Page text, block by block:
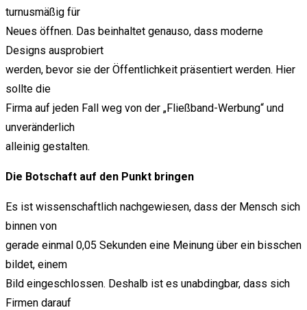
turnusmäßig für
Neues öffnen. Das beinhaltet genauso, dass moderne
Designs ausprobiert
werden, bevor sie der Öffentlichkeit präsentiert werden. Hier
sollte die
Firma auf jeden Fall weg von der „Fließband-Werbung“ und
unveränderlich
alleinig gestalten.
Die Botschaft auf den Punkt bringen
Es ist wissenschaftlich nachgewiesen, dass der Mensch sich
binnen von
gerade einmal 0,05 Sekunden eine Meinung über ein bisschen
bildet, einem
Bild eingeschlossen. Deshalb ist es unabdingbar, dass sich
Firmen darauf